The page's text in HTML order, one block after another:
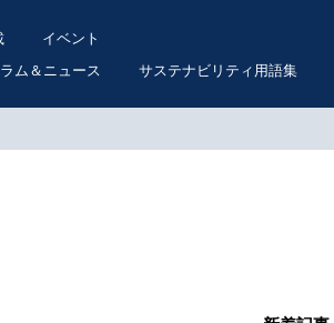
イベント
ム＆ニュース サステナビリティ用語集